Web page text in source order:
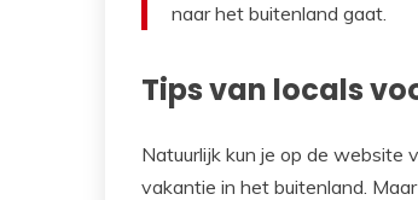
naar het buitenland gaat.
Tips van locals
Natuurlijk kun je op de website
vakantie in het buitenland.